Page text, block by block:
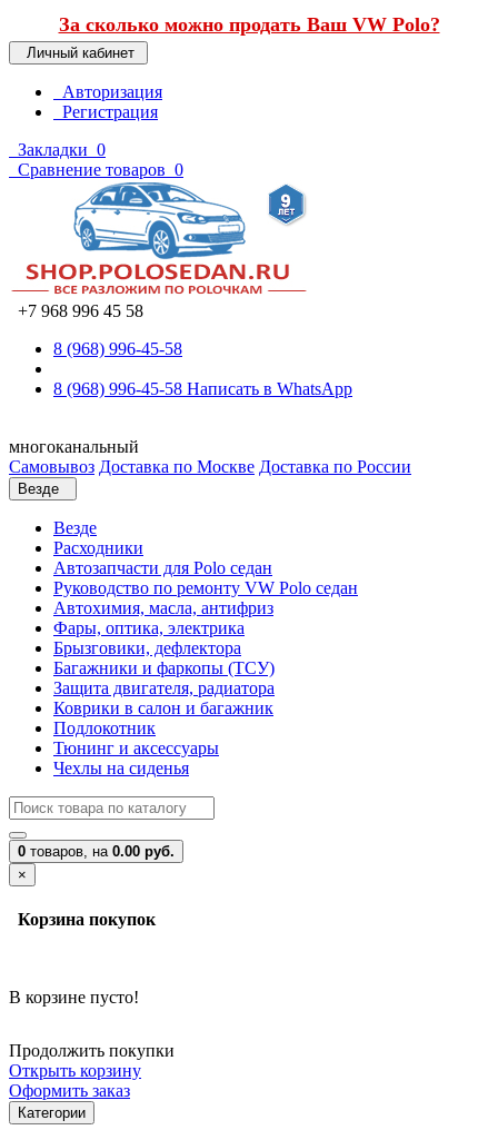
За сколько можно продать Ваш VW Polo?
Личный кабинет
Авторизация
Регистрация
Закладки 0
Сравнение товаров 0
+7 968 996 45 58
8 (968) 996-45-58
8 (968) 996-45-58 Написать в WhatsApp
многоканальный
Самовывоз Доставка по Москве Доставка по России
Везде
Везде
Расходники
Автозапчасти для Polo седан
Руководство по ремонту VW Polo седан
Автохимия, масла, антифриз
Фары, оптика, электрика
Брызговики, дефлектора
Багажники и фаркопы (ТСУ)
Защита двигателя, радиатора
Коврики в салон и багажник
Подлокотник
Тюнинг и аксессуары
Чехлы на сиденья
0 товаров, на 0.00 руб.
×
Корзина покупок
В корзине пусто!
Продолжить покупки
Открыть корзину
Оформить заказ
Категории